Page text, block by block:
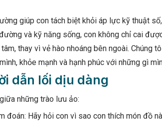
giúp con tách biệt khỏi áp lực kỹ thuật
và kỹ năng sống, con không chỉ cai
thay vì vẻ hào nhoáng bên ngoài. Chúng
khỏe mạnh và hạnh phúc với những gì
dẫn lối dịu dàng
những trào lưu ảo:
đoán: Hãy hỏi con vì sao con thích món đồ